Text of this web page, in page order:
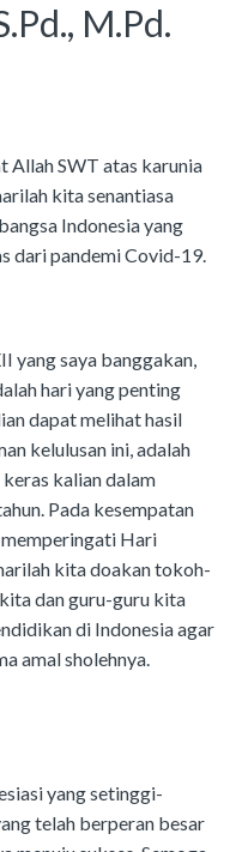
M.Pd.
Allah SWT atas karunia
kita senantiasa
Indonesia yang
dari pandemi Covid-19.
yang saya banggakan,
hari yang penting
dapat melihat hasil
kelulusan ini, adalah
kalian dalam
Pada kesempatan
memperingati Hari
kita doakan tokoh-
dan guru-guru kita
di Indonesia agar
amal sholehnya.
yang setinggi-
telah berperan besar